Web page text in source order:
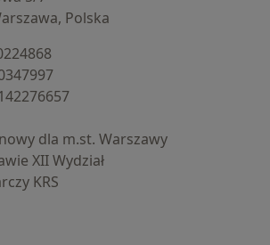
Polska
dla m.st. Warszawy
XII Wydział
KRS